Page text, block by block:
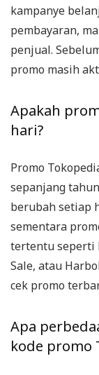
kampanye
pembayaran,
penjual.
promo masih
Apakah
hari?
Promo
sepanjang
berubah setiap
sementara
tertentu seperti
Sale, atau
cek promo
Apa
kode promo